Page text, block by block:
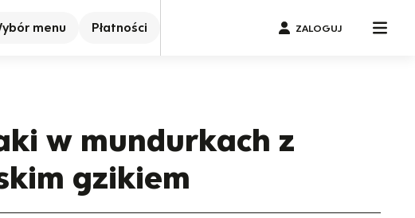
menu Płatności ZALOGUJ
w mundurkach z
gzikiem